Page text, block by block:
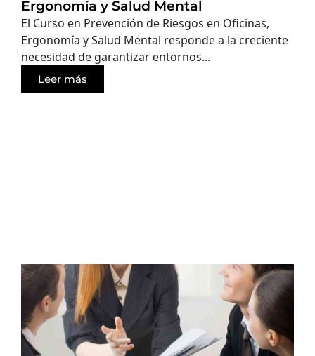
Ergonomía y Salud Mental
El Curso en Prevención de Riesgos en Oficinas,
Ergonomía y Salud Mental responde a la creciente
necesidad de garantizar entornos...
Leer más